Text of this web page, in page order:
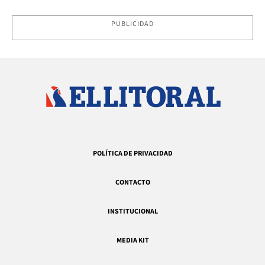
PUBLICIDAD
POLÍTICA DE PRIVACIDAD
CONTACTO
INSTITUCIONAL
MEDIA KIT